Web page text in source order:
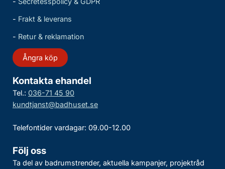
- Frakt & leverans
- Retur & reklamation
Ångra köp
Kontakta ehandel
Tel.: 036-71 45 90
kundtjanst@badhuset.se
Telefontider vardagar: 09.00-12.00
Följ oss
Ta del av badrumstrender, aktuella kampanjer, projektråd